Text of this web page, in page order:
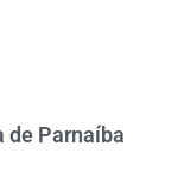
de Parnaíba